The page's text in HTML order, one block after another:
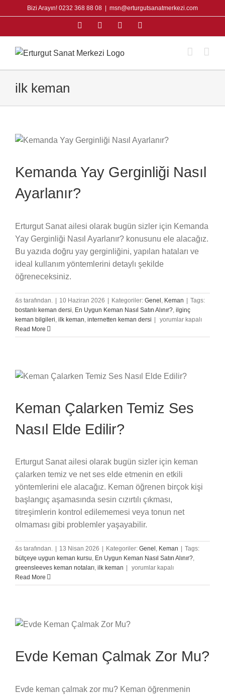
to
Bizi Arayın! 0232 368 88 08 msn@erturgutsanatmerkezi.com
FacebookInstagram
ilk keman
Kemanda Yay Gerginliği Nasıl
Ayarlanır?
Erturgut Sanat ailesi olarak bugün sizler için Kemanda
Yay Gerginliği Nasıl Ayarlanır? konusunu ele alacağız.
Bu yazıda doğru yay gerginliğini, yapılan hataları ve
ideal kullanım yöntemlerini detaylı şekilde
öğreneceksiniz.
&s tarafından. | 10 Haziran 2026 | Kategoriler: Genel Keman | Tags:
bostanlı keman dersi En Uygun Keman Nasıl Satın Alınır? ilginç
keman bilgileri ilk keman internetten keman dersi |
Kemanda
Gerginliği
yorumlar kapalı
Read More
Keman Çalarken Temiz Ses
Nasıl Elde Edilir?
Erturgut Sanat ailesi olarak bugün sizler için keman
çalarken temiz ve net ses elde etmenin en etkili
yöntemlerini ele alacağız. Keman öğrenen birçok kişi
başlangıç aşamasında sesin cızırtılı çıkması,
titreşimlerin kontrol edilememesi veya tonun net
olmaması gibi problemler yaşayabilir.
&s tarafından. 13 Nisan 2026 Kategoriler: Genel , Keman
Tags:
bütçeye uygun keman kursu, En Uygun Keman Nasıl Satın Alınır?,
greensleeves keman notaları, ilk keman
Keman
Temiz
Edilir?
yorumlar kapalı
Read More
Evde Keman Çalmak Zor Mu?
Evde keman çalmak zor mu? Keman öğrenmenin